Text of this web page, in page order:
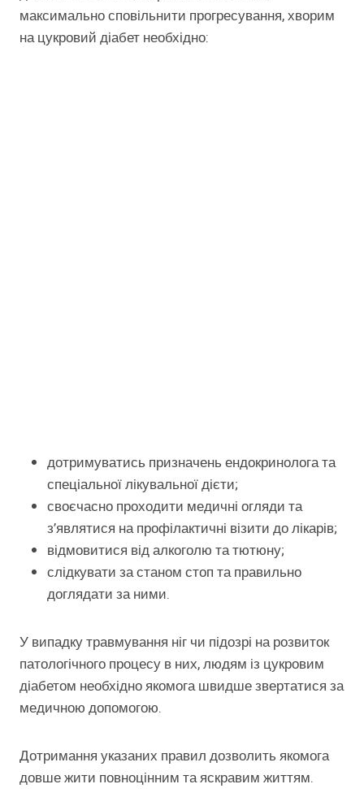
максимально сповільнити прогресування, хворим
на цукровий діабет необхідно:
дотримуватись призначень ендокринолога та
спеціальної лікувальної дієти;
своєчасно проходити медичні огляди та
з’являтися на профілактичні візити до лікарів;
відмовитися від алкоголю та тютюну;
слідкувати за станом стоп та правильно
доглядати за ними.
У випадку травмування ніг чи підозрі на розвиток
патологічного процесу в них, людям із цукровим
діабетом необхідно якомога швидше звертатися за
медичною допомогою.
Дотримання указаних правил дозволить якомога
довше жити повноцінним та яскравим життям.